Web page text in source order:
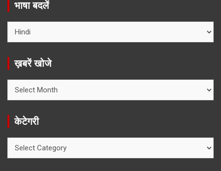
भाषा बदलें
ख़बरें खोजे
खोजे
केटेगरी